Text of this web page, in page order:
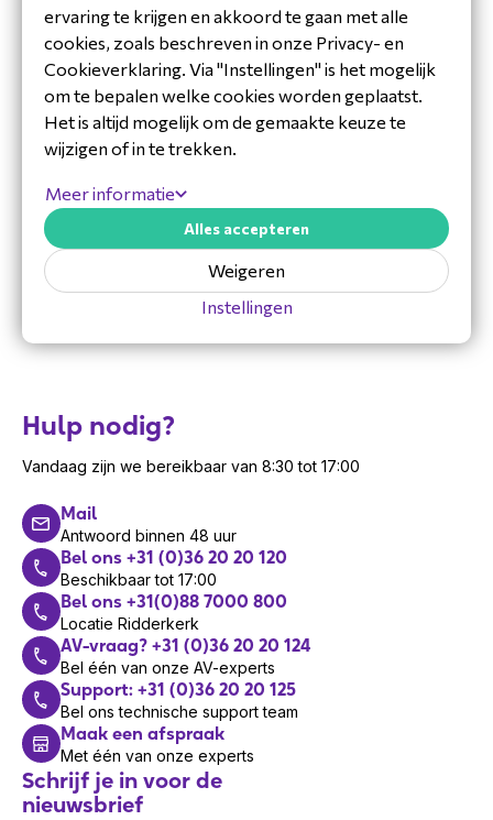
aansluitingen op laptops, tablets en mobiele
telefoons.
Control unit: de control unit verbindt de
3,5mm headet met USB en zorgt ervoor dat je
eenvoudig je gesprekken kunt beheren
(oproep beantwoorden/beëindigen/weigeren,
Gewicht: 68.6 gram
Draadlengte: 2.3 meter
Speaker grootte: 30mm
Uni-directional ECM noise-canceling mic
langdurig comfort
Desk Series
Mono headset
Accessoires en toevoegingen
Combineer je headset CP-HS-W-521-USBC met
de Cisco Desk Camera voor het voeren van
professionele vergaderingen of de Cisco Desk
Mini als aanvulling op je persoonlijke werkplek.
Ze bieden superieure beeldkwaliteit, eenvoudige
installatie, gebruiksvriendelijkheid en
geavanceerde functies om efficiënter te
werken.
Garantie
Bij de aanschaf van een Cisco headset krijg je
Techniek
Headsets
Hulp nodig?
Vandaag zijn we bereikbaar van 8:30 tot 17:00
Mail
Antwoord binnen 48 uur
Bel ons +31 (0)36 20 20 120
Beschikbaar tot 17:00
Bel ons +31(0)88 7000 800
Locatie Ridderkerk
AV-vraag? +31 (0)36 20 20 124
Bel één van onze AV-experts
Support: +31 (0)36 20 20 125
Bel ons technische support team
Maak een afspraak
Met één van onze experts
Schrijf je in voor de
nieuwsbrief
ervaring te krijgen en akkoord te gaan met alle
cookies, zoals beschreven in onze Privacy- en
Cookieverklaring. Via "Instellingen" is het mogelijk
om te bepalen welke cookies worden geplaatst.
Het is altijd mogelijk om de gemaakte keuze te
wijzigen of in te trekken.
Meer informatie
Instellingen
Weigeren
Alles accepteren